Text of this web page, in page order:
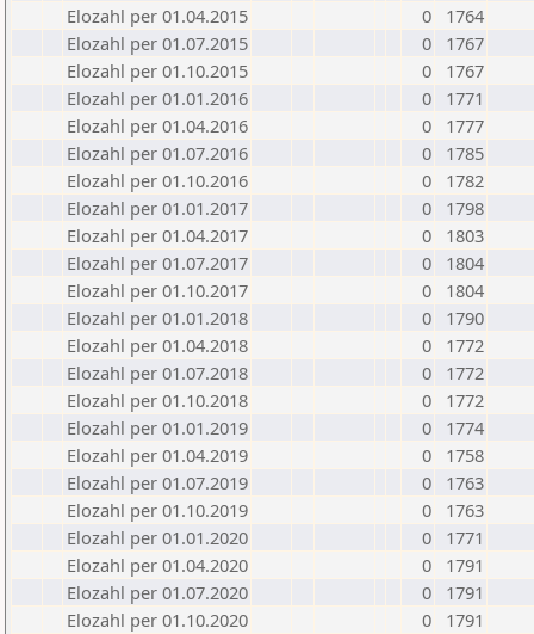
Elozahl per 01.04.2015
0
1764
Elozahl per 01.07.2015
0
1767
Elozahl per 01.10.2015
0
1767
Elozahl per 01.01.2016
0
1771
Elozahl per 01.04.2016
0
1777
Elozahl per 01.07.2016
0
1785
Elozahl per 01.10.2016
0
1782
Elozahl per 01.01.2017
0
1798
Elozahl per 01.04.2017
0
1803
Elozahl per 01.07.2017
0
1804
Elozahl per 01.10.2017
0
1804
Elozahl per 01.01.2018
0
1790
Elozahl per 01.04.2018
0
1772
Elozahl per 01.07.2018
0
1772
Elozahl per 01.10.2018
0
1772
Elozahl per 01.01.2019
0
1774
Elozahl per 01.04.2019
0
1758
Elozahl per 01.07.2019
0
1763
Elozahl per 01.10.2019
0
1763
Elozahl per 01.01.2020
0
1771
Elozahl per 01.04.2020
0
1791
Elozahl per 01.07.2020
0
1791
Elozahl per 01.10.2020
0
1791